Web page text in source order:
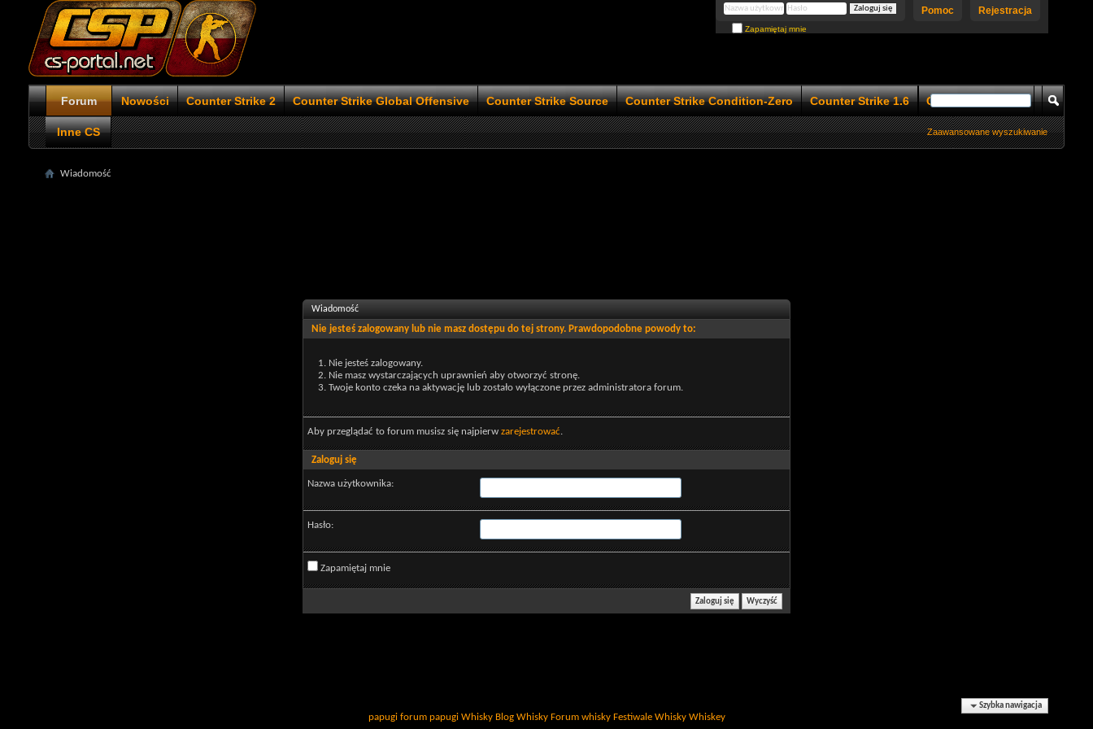
Rejestracja
Pomoc
Zapamiętaj mnie
Forum Nowości Counter Strike 2 Counter Strike Global Offensive Counter Strike Source Counter Strike Condition-Zero Counter Strike 1.6 Counter Strike 1.5
Inne CS Zaawansowane wyszukiwanie
Wiadomość
Wiadomość
Nie jesteś zalogowany lub nie masz dostępu do tej strony. Prawdopodobne powody to:
Nie jesteś zalogowany.
Nie masz wystarczających uprawnień aby otworzyć stronę.
Twoje konto czeka na aktywację lub zostało wyłączone przez administratora forum.
Aby przeglądać to forum musisz się najpierw zarejestrować.
Zaloguj się
Nazwa użytkownika:
Hasło:
Zapamiętaj mnie
Szybka nawigacja
papugi forum papugi Whisky Blog Whisky Forum whisky Festiwale Whisky Whiskey